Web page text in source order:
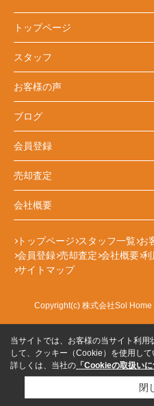
トップページ
スタッフ
お客様の声
ブログ
会員登録
売却査定
会社概要
トップページ スタッフ一覧 お
会員登録 売却査定 会社概要 利
サイトマップ
Copyright(c) 株式会社Sol
当サイトでは、お客様の当サイト利用
して、クッキー（Cookie）を使用して
詳しくは、当社の 「Cookieの取扱いに
閉